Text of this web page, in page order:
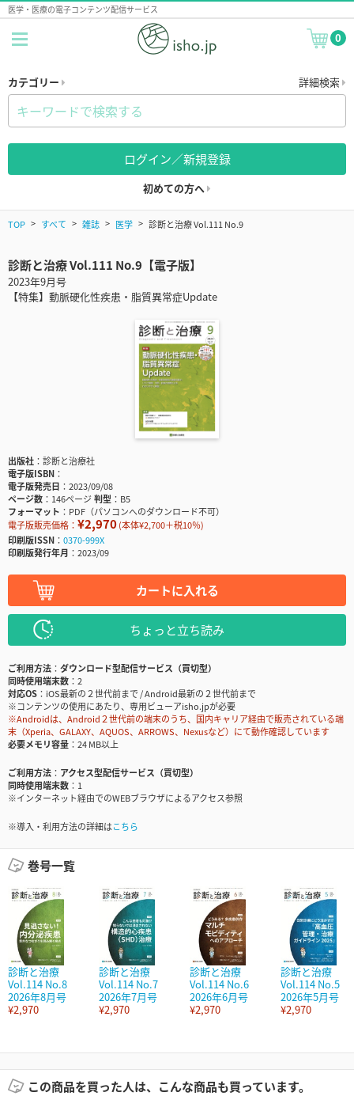
医学・医療の電子コンテンツ配信サービス
0
カテゴリー 詳細検索
ログイン／新規登録
初めての方へ
TOP すべて 雑誌 医学 診断と治療 Vol.111 No.9
診断と治療 Vol.111 No.9【電子版】
2023年9月号
【特集】動脈硬化性疾患・脂質異常症Update
出版社
診断と治療社
電子版ISBN
電子版発売日
2023/09/08
ページ数
146ページ判型
B5
フォーマット
PDF（パソコンへのダウンロード不可）
電子版販売価格： ¥2,970(本体¥2,700＋税10％)
印刷版ISSN
0370-999X
印刷版発行年月
2023/09
カートに入れる
ちょっと立ち読み
ご利用方法
ダウンロード型配信サービス（買切型）
同時使用端末数
2
対応OS
iOS最新の２世代前まで / Android最新の２世代前まで
※コンテンツの使用にあたり、専用ビューアisho.jpが必要
※Androidは、Android２世代前の端末のうち、国内キャリア経由で販売されている端
末（Xperia、GALAXY、AQUOS、ARROWS、Nexusなど）にて動作確認しています
必要メモリ容量
24 MB以上
ご利用方法
アクセス型配信サービス（買切型）
同時使用端末数
1
※インターネット経由でのWEBブラウザによるアクセス参照
※導入・利用方法の詳細はこちら
巻号一覧
診断と治療
Vol.114 No.8
2026年8月号
¥2,970
診断と治療
Vol.114 No.7
2026年7月号
¥2,970
診断と治療
Vol.114 No.6
2026年6月号
¥2,970
診断と治療
Vol.114 No.5
2026年5月号
¥2,970
この商品を買った人は、こんな商品も買っています。